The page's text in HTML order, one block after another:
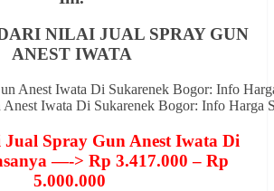
NILAI JUAL SPRAY GUN
ANEST IWATA
Anest Iwata Di Sukarenek Bogor: Info
Spray Gun Anest Iwata Di
—-> Rp 3.417.000 – Rp
5.000.000